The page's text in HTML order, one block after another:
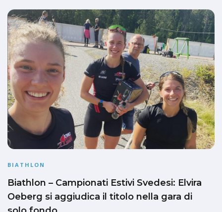
BIATHLON
Biathlon – Campionati Estivi Svedesi: Elvira
Oeberg si aggiudica il titolo nella gara di